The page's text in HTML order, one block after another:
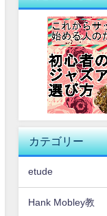
カテゴリー
etude
Hank Mobley教